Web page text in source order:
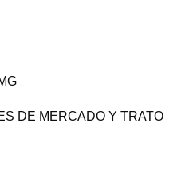
DE MERCADO Y TRATO